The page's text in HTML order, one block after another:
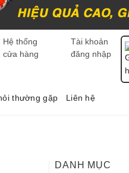
Hệ thống
cửa hàng
Tài khoản
đăng nhập
thường gặp Liên hệ
DANH MỤC